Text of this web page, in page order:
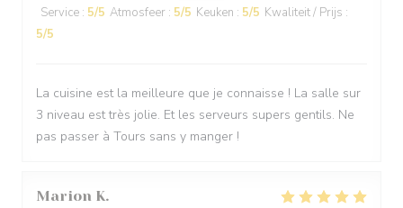
Service : 5/5 Atmosfeer : 5/5 Keuken : 5/5 Kwaliteit / Prijs :
5/5
La cuisine est la meilleure que je connaisse ! La salle sur
3 niveau est très jolie. Et les serveurs supers gentils. Ne
pas passer à Tours sans y manger !
Marion K